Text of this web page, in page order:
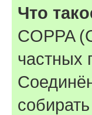
Что
COPPA
частных